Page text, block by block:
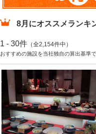
8月 にオススメランキ
1 - 30件 （全2,154件中）
おすすめの施設を当社独自の算出基準